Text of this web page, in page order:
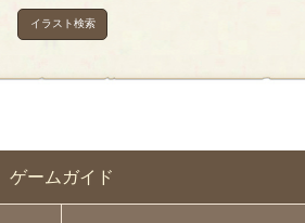
ゲームガイド
イラスト検索